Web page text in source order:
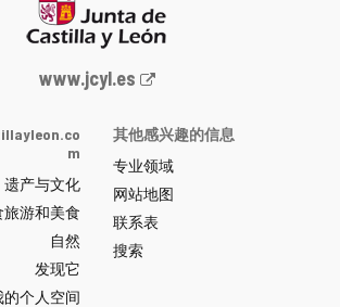
Junta
León
网
站
门
户
-
www.jcyl.es
m
遗产与文化
旅游和美食
自然
发现它
的个人空间
其他感兴趣的信息
专业领域
网站地图
联系表
搜索